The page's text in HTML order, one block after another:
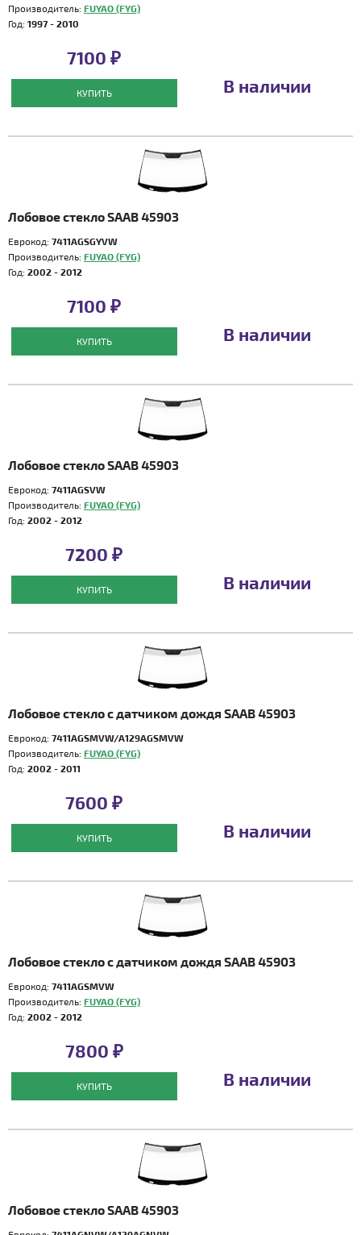
Производитель: FUYAO (FYG)
Год: 1997 - 2010
7100 ₽
КУПИТЬ В наличии
Лобовое стекло SAAB 45903
Еврокод: 7411AGSGYVW
Производитель: FUYAO (FYG)
Год: 2002 - 2012
7100 ₽
КУПИТЬ В наличии
Лобовое стекло SAAB 45903
Еврокод: 7411AGSVW
Производитель: FUYAO (FYG)
Год: 2002 - 2012
7200 ₽
КУПИТЬ В наличии
Лобовое стекло с датчиком дождя SAAB 45903
Еврокод: 7411AGSMVW/A129AGSMVW
Производитель: FUYAO (FYG)
Год: 2002 - 2011
7600 ₽
КУПИТЬ В наличии
Лобовое стекло с датчиком дождя SAAB 45903
Еврокод: 7411AGSMVW
Производитель: FUYAO (FYG)
Год: 2002 - 2012
7800 ₽
КУПИТЬ В наличии
Лобовое стекло SAAB 45903